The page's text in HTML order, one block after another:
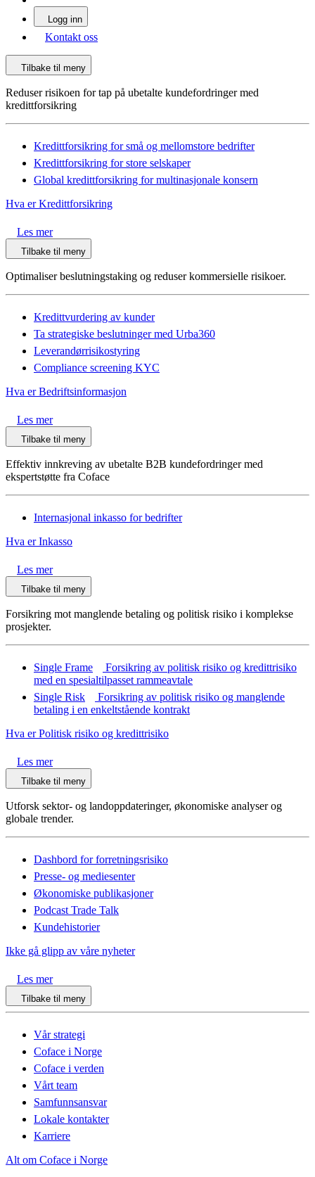
Logg inn
Kontakt oss
Tilbake til meny
Reduser risikoen for tap på ubetalte kundefordringer med
kredittforsikring
Kredittforsikring for små og mellomstore bedrifter
Kredittforsikring for store selskaper
Global kredittforsikring for multinasjonale konsern
Hva er Kredittforsikring
Les mer
Tilbake til meny
Optimaliser beslutningstaking og reduser kommersielle risikoer.
Kredittvurdering av kunder
Ta strategiske beslutninger med Urba360
Leverandørrisikostyring
Compliance screening KYC
Hva er Bedriftsinformasjon
Les mer
Tilbake til meny
Effektiv innkreving av ubetalte B2B kundefordringer med
ekspertstøtte fra Coface
Internasjonal inkasso for bedrifter
Hva er Inkasso
Les mer
Tilbake til meny
Forsikring mot manglende betaling og politisk risiko i komplekse
prosjekter.
Single Frame
Forsikring av politisk risiko og kredittrisiko
med en spesialtilpasset rammeavtale
Single Risk
Forsikring av politisk risiko og manglende
betaling i en enkeltstående kontrakt
Hva er Politisk risiko og kredittrisiko
Les mer
Tilbake til meny
Utforsk sektor- og landoppdateringer, økonomiske analyser og
globale trender.
Dashbord for forretningsrisiko
Presse- og mediesenter
Økonomiske publikasjoner
Podcast Trade Talk
Kundehistorier
Ikke gå glipp av våre nyheter
Les mer
Tilbake til meny
Vår strategi
Coface i Norge
Coface i verden
Vårt team
Samfunnsansvar
Lokale kontakter
Karriere
Alt om Coface i Norge